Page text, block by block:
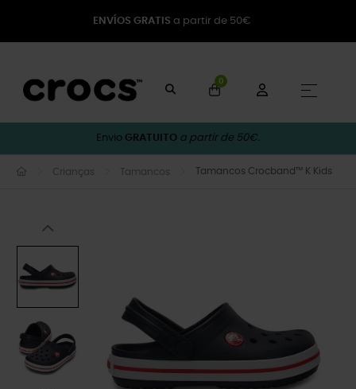
ENVÍOS GRATIS a partir de 50€
0
☰
Envio GRATUITO a partir de 50€.
Crianças Tamancos Tamancos Crocband™ K Kids